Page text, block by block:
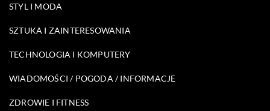
STYL I MODA
SZTUKA I ZAINTERESOWANIA
TECHNOLOGIA I KOMPUTERY
WIADOMOŚCI / POGODA / INFORMACJE
ZDROWIE I FITNESS